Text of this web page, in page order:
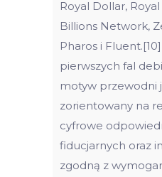
Royal Dollar,
Billions Network,
Pharos i
pierwszych fal
motyw przewodni
zorientowany na
cyfrowe
fiducjarnych oraz
zgodną z